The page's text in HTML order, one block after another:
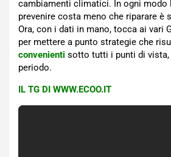
cambiamenti climatici. In ogni modo
prevenire costa meno che riparare è
Ora, con i dati in mano, tocca ai vari
per mettere a punto strategie che
convenienti sotto tutti i punti di vista,
periodo.
IL TG DI WWW.ECOO.IT